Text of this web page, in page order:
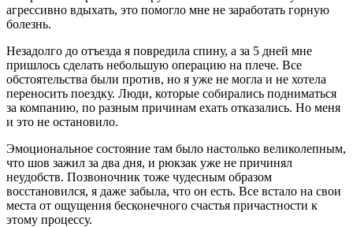
агрессивно вдыхать, это помогло мне не заработать горную
болезнь.
Незадолго до отъезда я повредила спину, а за 5 дней мне
пришлось сделать небольшую операцию на плече. Все
обстоятельства были против, но я уже не могла и не хотела
переносить поездку. Люди, которые собирались подниматься
за компанию, по разным причинам ехать отказались. Но меня
и это не остановило.
Эмоциональное состояние там было настолько великолепным,
что шов зажил за два дня, и рюкзак уже не причинял
неудобств. Позвоночник тоже чудесным образом
восстановился, я даже забыла, что он есть. Все встало на свои
места от ощущения бесконечного счастья причастности к
этому процессу.